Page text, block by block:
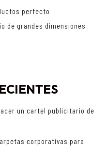
perfecto
de grandes dimensiones
un cartel publicitario de
corporativas para